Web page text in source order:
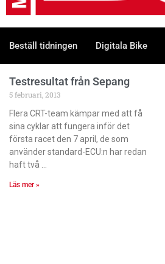
Beställ tidningen Digitala Bike
Testresultat från Sepang
5 februari, 2013
Flera CRT-team kämpar med att få
sina cyklar att fungera inför det
första racet den 7 april, de som
använder standard-ECU:n har redan
haft två
Läs mer »